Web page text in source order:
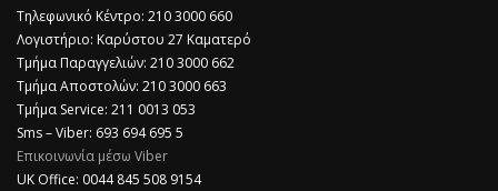
Τηλεφωνικό Κέντρο: 210 3000 660
Λογιστήριο: Καρύστου 27 Καματερό
Τμήμα Παραγγελιών: 210 3000 662
Τμήμα Αποστολών: 210 3000 663
Τμήμα Service: 211 0013 053
Sms – Viber: 693 694 695 5
Επικοινωνία μέσω Viber
​UK Office: 0044 845 508 9154